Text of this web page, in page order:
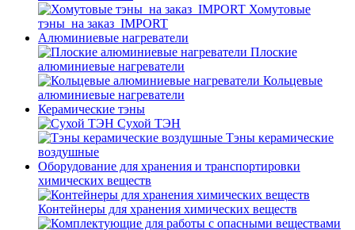
Хомутовые
тэны_на заказ_IMPORT
Алюминиевые нагреватели
Плоские
алюминиевые нагреватели
Кольцевые
алюминиевые нагреватели
Керамические тэны
Сухой ТЭН
Тэны керамические
воздушные
Оборудование для хранения и транспортировки
химических веществ
Контейнеры для хранения химических веществ